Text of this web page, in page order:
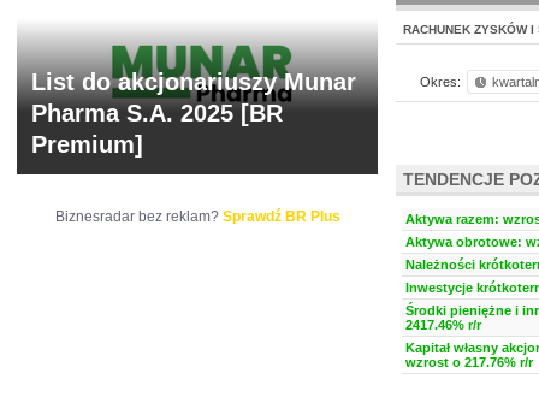
RACHUNEK ZYSKÓW I
Okres:
TENDENCJE
Aktywa razem:
Aktywa obrotowe:
Należności
Inwestycje
Środki pieniężne i
2417.46% r/r
Kapitał własny
wzrost o 217.76% r/r
List do akcjonariuszy Munar
Pharma S.A. 2025 [BR
Premium]
Biznesradar bez reklam? Sprawdź BR Plus